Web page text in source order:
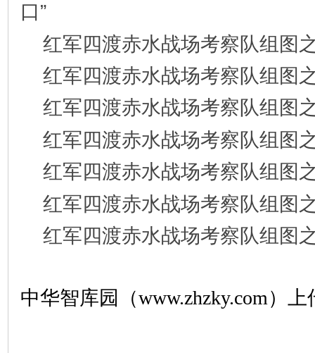
口”
红军四渡赤水战场考察队组图
红军四渡赤水战场考察队组图
红军四渡赤水战场考察队组图
红军四渡赤水战场考察队组图
红军四渡赤水战场考察队组图
红军四渡赤水战场考察队组图
红军四渡赤水战场考察队组图
中华智库园（www.zhzky.com）上